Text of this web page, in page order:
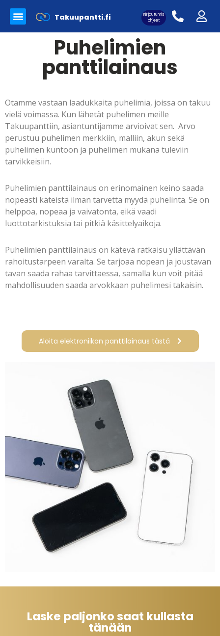
Takuupantti.fi
Kirjautumis
ohjeet
Puhelimien
panttilainaus
Otamme vastaan laadukkaita puhelimia, joissa on takuu
vielä voimassa. Kun lähetät puhelimen meille
Takuupanttiin, asiantuntijamme arvioivat sen. Arvo
perustuu puhelimen merkkiin, malliin, akun sekä
puhelimen kuntoon ja puhelimen mukana tuleviin
tarvikkeisiin.
Puhelimien panttilainaus on erinomainen keino saada
nopeasti käteistä ilman tarvetta myydä puhelinta. Se on
helppoa, nopeaa ja vaivatonta, eikä vaadi
luottotarkistuksia tai pitkiä käsittelyaikoja.
Puhelimien panttilainaus on kätevä ratkaisu yllättävän
rahoitustarpeen varalta. Se tarjoaa nopean ja joustavan
tavan saada rahaa tarvittaessa, samalla kun voit pitää
mahdollisuuden saada arvokkaan puhelimesi takaisin.
Aloita elektroniikan panttilainaus tästä
Laske paljonko saat kullasta
tänään